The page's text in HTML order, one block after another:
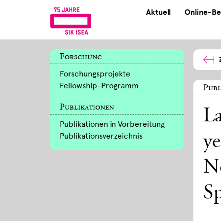
Aktuell Online-
Forschung
Forschungsprojekte
Fellowship-Programm
Publikationen
Publikationen in Vorbereitung
Publikationsverzeichnis